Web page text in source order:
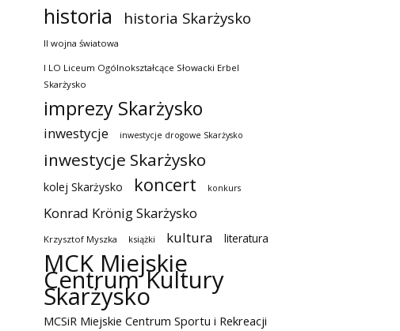
historia historia Skarżysko
II wojna światowa
I LO Liceum Ogólnokształcące Słowacki Erbel
Skarżysko
imprezy Skarżysko
inwestycje inwestycje drogowe Skarżysko
inwestycje Skarżysko
kolej Skarżysko koncert konkurs
Konrad Krönig Skarżysko
Krzysztof Myszka książki kultura literatura
MCK Miejskie
Centrum Kultury
Skarżysko
MCSiR Miejskie Centrum Sportu i Rekreacji